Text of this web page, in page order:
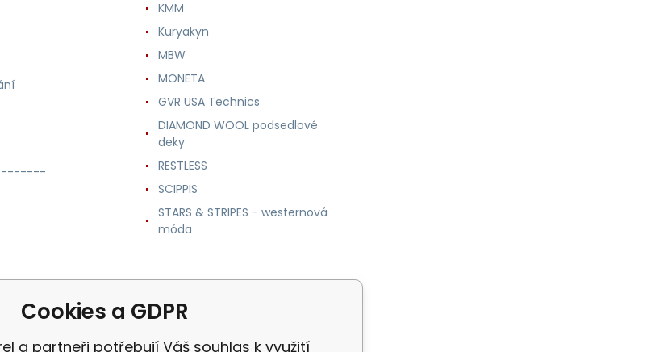
KMM
Kuryakyn
MBW
MONETA
GVR USA Technics
DIAMOND WOOL podsedlové
deky
RESTLESS
SCIPPIS
STARS & STRIPES - westernová
móda
Cookies a GDPR
a partneři potřebují Váš souhlas k využití